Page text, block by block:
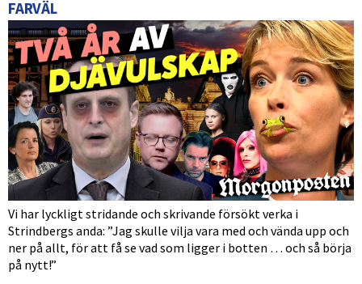
FARVÄL
Vi har lyckligt stridande och skrivande försökt verka i
Strindbergs anda: ”Jag skulle vilja vara med och vända upp och
ner på allt, för att få se vad som ligger i botten … och så börja
på nytt!”